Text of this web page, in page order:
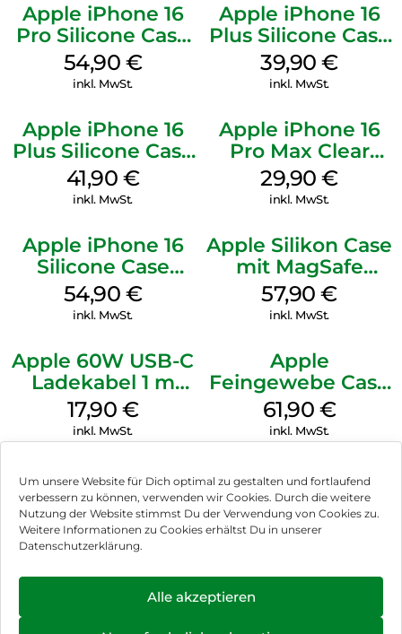
Um unsere Website für Dich optimal zu gestalten und fortlaufend
verbessern zu können, verwenden wir Cookies. Durch die weitere
Nutzung der Website stimmst Du der Verwendung von Cookies zu.
Weitere Informationen zu Cookies erhältst Du in unserer
Datenschutzerklärung.
Alle akzeptieren
Apple iPhone 16
Pro Silicone Case
MagSafe Black
54,90 €
inkl. MwSt.
Apple iPhone 16
Plus Silicone Case
MagSafe Plum
39,90€
inkl. MwSt.
Apple iPhone 16
Plus Silicone Case
MagSafe Stone
Gray
41,90 €
inkl. MwSt.
Apple iPhone 16
Pro Max Clear
Case MagSafe
Transparent
29,90€
inkl. MwSt.
Apple iPhone 16
Silicone Case
MagSafe Lake
Green
54,90 €
inkl. MwSt.
Apple Silikon Case
mit MagSafe
iPhone 14 Pro
(PRODUCT)RED
57,90€
inkl. MwSt.
Apple 60W USB-C
Ladekabel 1 m
Weiß
17,90 €
inkl. MwSt.
Apple
Feingewebe Case
iPhone 15 Pro
MagSafe Schwarz
61,90 €
inkl. MwSt.
Impressum